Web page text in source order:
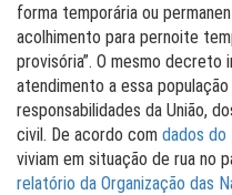
forma temporária ou
acolhimento para pernoite
provisória”. O mesmo
atendimento a essa
responsabilidades da União,
civil. De acordo com dados do
viviam em situação de rua no
relatório da Organização das